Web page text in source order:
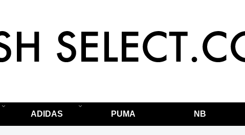
ADIDAS PUMA NB